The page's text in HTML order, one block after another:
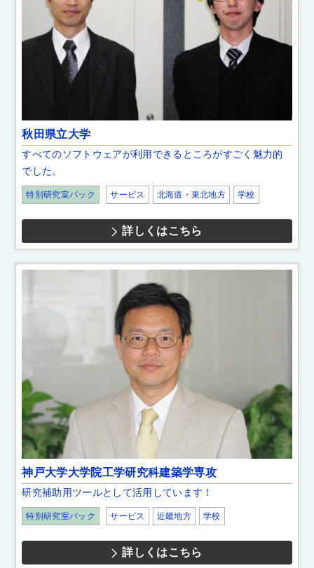
秋田県立大学
すべてのソフトウェアが利用できるところがすごく魅力的
でした。
特別研究室パック サービス 北海道・東北地方 学校
詳しくはこちら
神戸大学大学院工学研究科建築学専攻
研究補助用ツールとして活用しています！
特別研究室パック サービス 近畿地方 学校
詳しくはこちら